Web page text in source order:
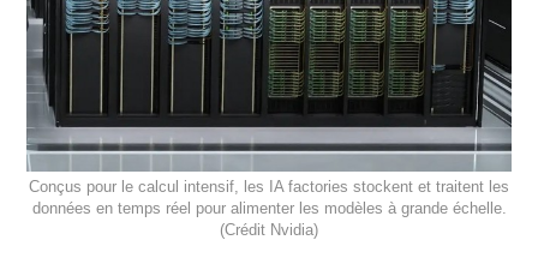
Conçus pour le calcul intensif, les IA factories stockent et traitent les
données en temps réel pour alimenter les modèles à grande échelle.
(Crédit Nvidia)